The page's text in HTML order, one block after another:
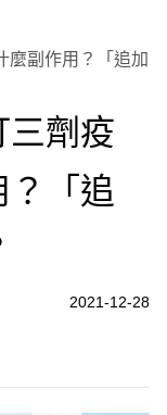
麼副作用？「追加
三劑疫
「追
2021-12-28